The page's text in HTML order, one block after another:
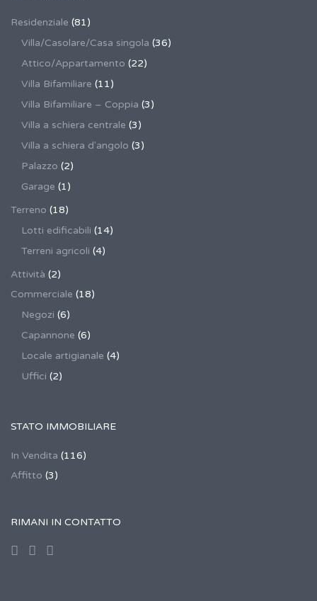
Residenziale (81)
Villa/Casolare/Casa singola (36)
Attico/Appartamento (22)
Villa Bifamiliare (11)
Villa Bifamiliare – Coppia (3)
Villa a schiera centrale (3)
Villa a schiera d'angolo (3)
Palazzo (2)
Garage (1)
Terreno (18)
Lotti edificabili (14)
Terreni agricoli (4)
Attività (2)
Commerciale (18)
Negozi (6)
Capannone (6)
Locale artigianale (4)
Uffici (2)
STATO IMMOBILIARE
In Vendita (116)
Affitto (3)
RIMANI IN CONTATTO